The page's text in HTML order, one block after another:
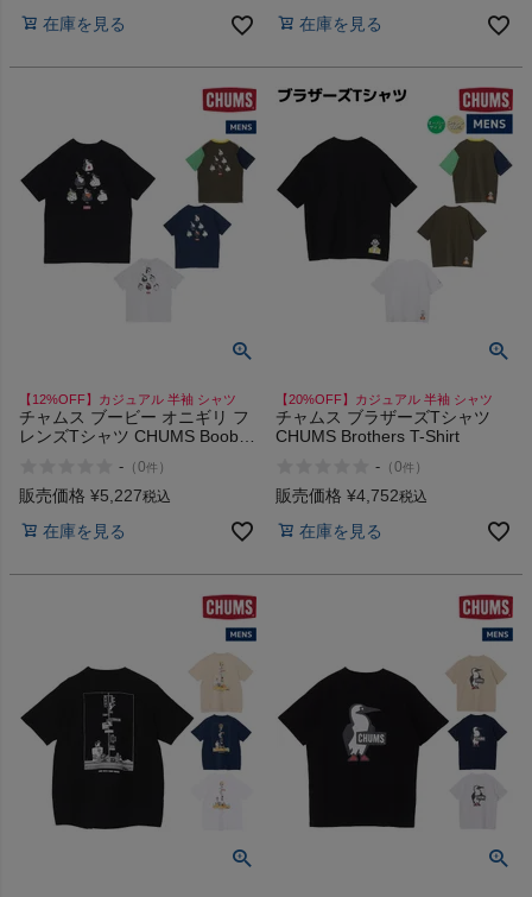
ベースボールマリオ（野球商品）
ご利用ガイド
クーポン一覧
プロテイン・サプリメントまとめ買い
アウトレットセール
スタッフコーディネート
スタッフブログ
在庫を見る 在庫を見る
【12%OFF】カジュアル 半袖 シャツ
チャムス ブービー オニギリ フ
レンズTシャツ CHUMS Booby
- （0件 ）
販売価格 ¥5,227税込
在庫を見る
【20%OFF】カジュアル 半袖 シャツ
チャムス ブラザーズTシャツ
CHUMS Brothers T-Shirt
- （0件 ）
販売価格 ¥4,752税込
在庫を見る